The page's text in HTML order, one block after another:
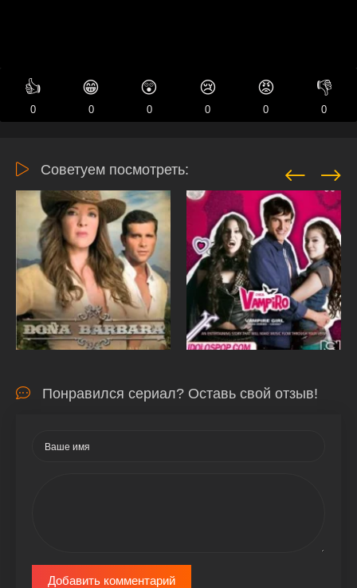
👍
0
😁
0
😲
0
😢
0
😡
0
👎
0
Советуем посмотреть:
Понравился сериал? Оставь свой отзыв!
Добавить комментарий